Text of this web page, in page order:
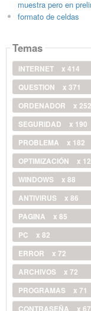
muestra pero en
formato de celdas
Temas
INTERNET
x 414
QUESTION
x 371
ORDENADOR
x 252
SEGURIDAD
x 190
PROBLEMA
x 182
OPTIMIZACIÓN
x
WINDOWS
x 88
ANTIVIRUS
x 86
PAGINA
x 85
PC
x 82
ERROR
x 72
ARCHIVOS
x 72
PROGRAMAS
x 71
CONTRASEÑA
x 67